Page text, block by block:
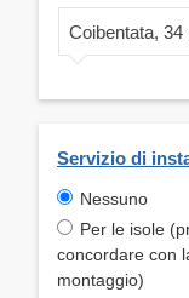
Coibentata,
Servizio di
Nessuno
Per le isole
concordare con
montaggio)